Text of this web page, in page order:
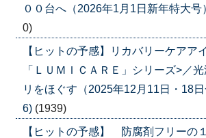
００台へ（2026年1月1日新年特大号
0)
【ヒットの予感】リカバリーケアア
「ＬＵＭＩＣＡＲＥ」シリーズ>／
リをほぐす（2025年12月11日・18
6) (1939)
【ヒットの予感】 防腐剤フリーの